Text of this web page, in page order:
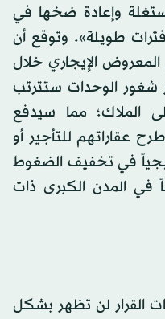
وإعادة ضخها في
طويلة». وتوقع أن
الإيجاري خلال
شغور الوحدات ستترتب
الملاك؛ مما سيدفع
عقاراتهم للتأجير أو
في تخفيف الضغوط
في المدن الكبرى ذات
القرار لن تظهر بشكل